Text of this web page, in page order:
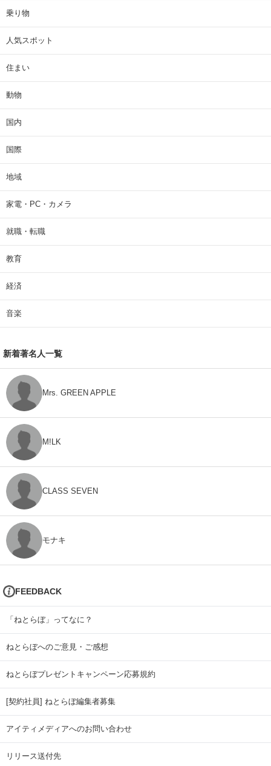
乗り物
人気スポット
住まい
動物
国内
国際
地域
家電・PC・カメラ
就職・転職
教育
経済
音楽
新着著名人一覧
Mrs. GREEN APPLE
M!LK
CLASS SEVEN
モナキ
FEEDBACK
「ねとらぼ」ってなに？
ねとらぼへのご意見・ご感想
ねとらぼプレゼントキャンペーン応募規約
[契約社員] ねとらぼ編集者募集
アイティメディアへのお問い合わせ
リリース送付先